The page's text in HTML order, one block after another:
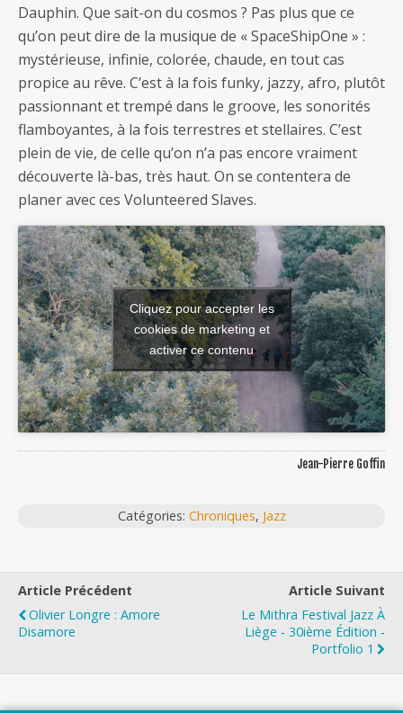
Dauphin. Que sait-on du cosmos ? Pas plus que ce
qu’on peut dire de la musique de « SpaceShipOne » :
mystérieuse, infinie, colorée, chaude, en tout cas
propice au rêve. C’est à la fois funky, jazzy, afro, plutôt
passionnant et trempé dans le groove, les sonorités
flamboyantes, à la fois terrestres et stellaires. C’est
plein de vie, de celle qu’on n’a pas encore vraiment
découverte là-bas, très haut. On se contentera de
planer avec ces Volunteered Slaves.
Cliquez pour accepter les
cookies de marketing et
activer ce contenu
Jean-Pierre Goffin
Catégories: Chroniques, Jazz
Article Précédent
Olivier Longre : Amore
Disamore
Article Suivant
Le Mithra Festival Jazz À
Liège ‐ 30ième Édition ‐
Portfolio 1